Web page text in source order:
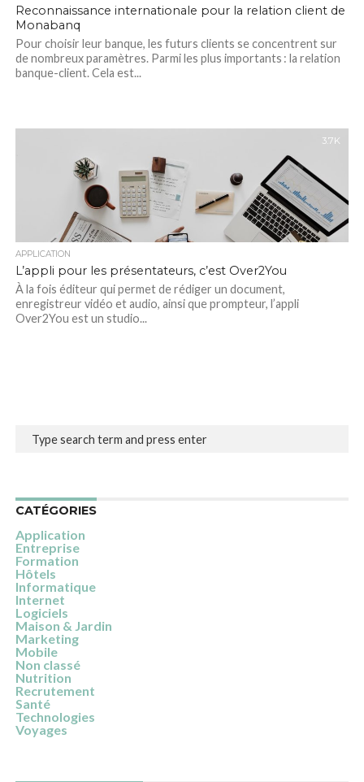
Reconnaissance internationale pour la relation client de
Monabanq
Pour choisir leur banque, les futurs clients se concentrent sur
de nombreux paramètres. Parmi les plus importants : la relation
banque-client. Cela est...
3.7K
APPLICATION
L’appli pour les présentateurs, c’est Over2You
À la fois éditeur qui permet de rédiger un document,
enregistreur vidéo et audio, ainsi que prompteur, l’appli
Over2You est un studio...
CATÉGORIES
Application
Entreprise
Formation
Hôtels
Informatique
Internet
Logiciels
Maison & Jardin
Marketing
Mobile
Non classé
Nutrition
Recrutement
Santé
Technologies
Voyages